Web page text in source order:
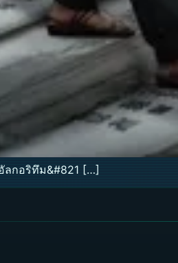
ลกอริทึม&#821 […]